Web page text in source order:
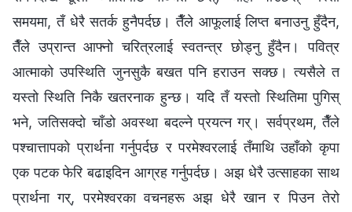
समयमा, तँ धेरै सतर्क हुनैपर्दछ। तैँले आफूलाई लिप्त बनाउनु हुँदैन,
तैँले उप्रान्त आफ्नो चरित्रलाई स्वतन्त्र छोड्नु हुँदैन। पवित्र
आत्माको उपस्थिति जुनसुकै बखत पनि हराउन सक्छ। त्यसैले त
यस्तो स्थिति निकै खतरनाक हुन्छ। यदि तँ यस्तो स्थितिमा पुगिस्
भने, जतिसक्दो चाँडो अवस्था बदल्ने प्रयत्न गर्। सर्वप्रथम, तैँले
पश्‍चात्तापको प्रार्थना गर्नुपर्दछ र परमेश्‍वरलाई तँमाथि उहाँको कृपा
एक पटक फेरि बढाइदिन आग्रह गर्नुपर्दछ। अझ धेरै उत्साहका साथ
प्रार्थना गर्, परमेश्‍वरका वचनहरू अझ धेरै खान र पिउन तेरो